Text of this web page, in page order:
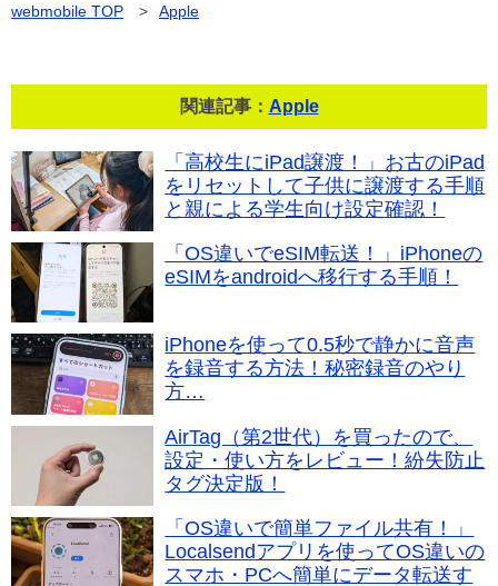
webmobile TOP > Apple
関連記事： Apple
「高校生にiPad譲渡！」お古のiPad
をリセットして子供に譲渡する手順
と親による学生向け設定確認！
「OS違いでeSIM転送！」iPhoneの
eSIMをandroidへ移行する手順！
iPhoneを使って0.5秒で静かに音声
を録音する方法！秘密録音のやり
方…
AirTag（第2世代）を買ったので、
設定・使い方をレビュー！紛失防止
タグ決定版！
「OS違いで簡単ファイル共有！」
Localsendアプリを使ってOS違いの
スマホ・PCへ簡単にデータ転送す